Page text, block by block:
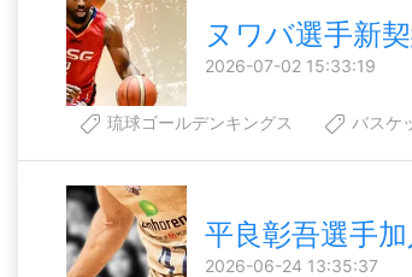
ヌワバ選手新
2026-07-02 15:33:19
琉球ゴールデンキングス バスケ
平良彰吾選手加
2026-06-24 13:35:37